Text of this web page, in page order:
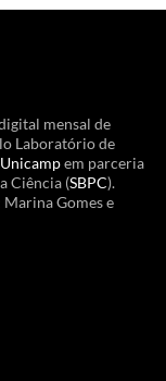
mensal de
Laboratório de
Unicampem parceria
Ciência (SBPC).
Gomes e